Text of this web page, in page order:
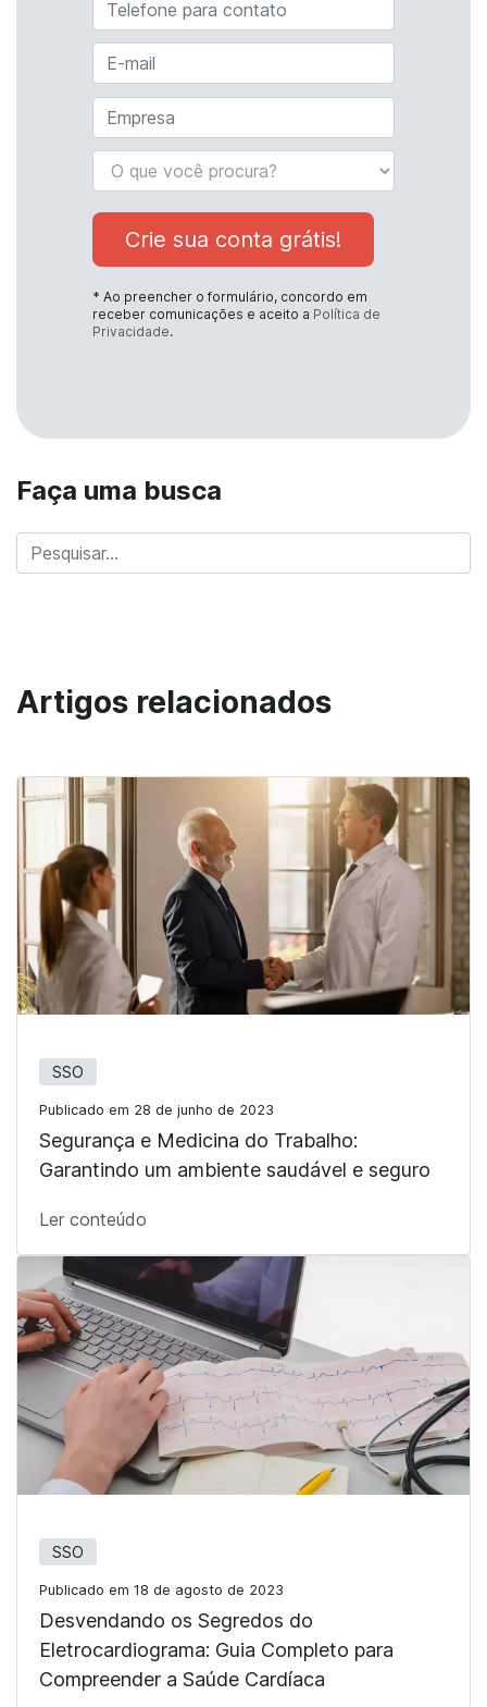
Crie sua conta grátis!
* Ao preencher o formulário, concordo em
receber comunicações e aceito a Política de
Privacidade.
Faça uma busca
Artigos relacionados
SSO
Publicado em 28 de junho de 2023
Segurança e Medicina do Trabalho:
Garantindo um ambiente saudável e seguro
Ler conteúdo
SSO
Publicado em 18 de agosto de 2023
Desvendando os Segredos do
Eletrocardiograma: Guia Completo para
Compreender a Saúde Cardíaca